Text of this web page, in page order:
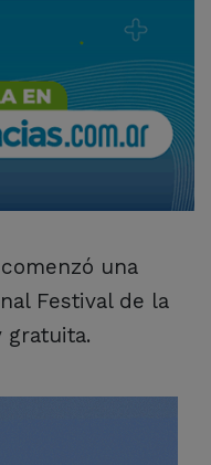
una
Festival de la
gratuita.